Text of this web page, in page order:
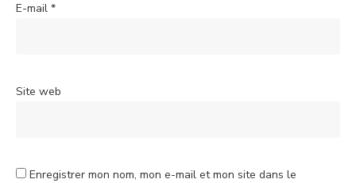
E-mail *
Site web
Enregistrer mon nom, mon e-mail et mon site dans le